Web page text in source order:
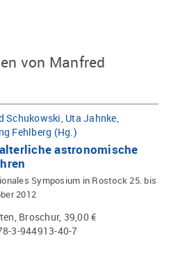
von Manfred
Schukowski, Uta Jahnke,
Fehlberg (Hg.)
astronomische
Symposium in Rostock 25. bis
2012
Broschur, 39,00 €
3-944913-40-7